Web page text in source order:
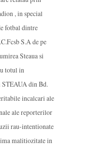
, in special
fotbal dintre
S.A de pe
Steaua si
totul in
din Bd.
incalcari ale
ale reporterilor
rau-intentionate
malitiozitate in